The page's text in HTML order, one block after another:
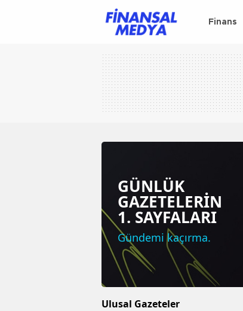
Finans
GÜNLÜK
GAZETELERİN
1. SAYFALARI
Gündemi kaçırma.
Ulusal Gazeteler